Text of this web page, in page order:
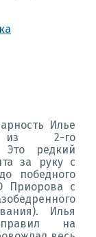
Илье
из 2-го
Это редкий
за руку с
победного
Приорова с
Илья
на